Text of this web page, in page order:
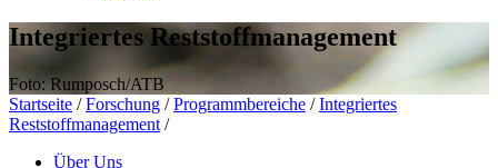
Integriertes Reststoffmanagement
Foto: Rumposch/ATB
Startseite / Forschung / Programmbereiche / Integriertes
Reststoffmanagement /
Über Uns